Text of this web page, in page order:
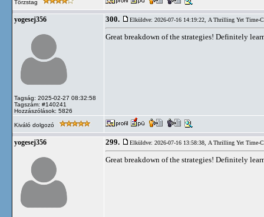
Törzstag
yogesej356
Tagság: 2025-02-27 08:32:58
Tagszám: #140241
Hozzászólások: 5826
300. Elküldve: 2026-07-16 14:19:22, A Thrilling Yet Time-
Great breakdown of the strategies! Definitely
Kiváló dolgozó
yogesej356 299. Elküldve: 2026-07-16 13:58:38, A Thrilling Yet Time-
Great breakdown of the strategies! Definitely